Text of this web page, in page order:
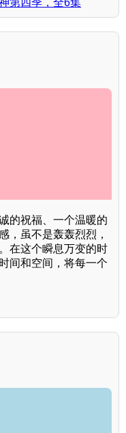
第四季，全6集
的祝福、一个温暖的
，虽不是轰轰烈烈，
在这个瞬息万变的时
间和空间，将每一个